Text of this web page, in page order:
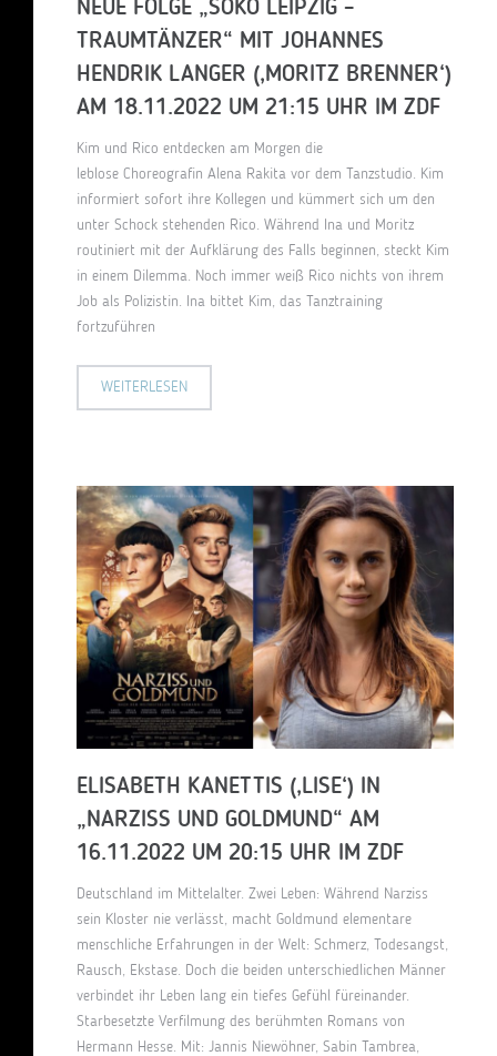
NEUE FOLGE „SOKO LEIPZIG –
TRAUMTÄNZER“ MIT JOHANNES
HENDRIK LANGER (‚MORITZ BRENNER‘)
AM 18.11.2022 UM 21:15 UHR IM ZDF
Kim und Rico entdecken am Morgen die
leblose Choreografin Alena Rakita vor dem Tanzstudio. Kim
informiert sofort ihre Kollegen und kümmert sich um den
unter Schock stehenden Rico. Während Ina und Moritz
routiniert mit der Aufklärung des Falls beginnen, steckt Kim
in einem Dilemma. Noch immer weiß Rico nichts von ihrem
Job als Polizistin. Ina bittet Kim, das Tanztraining
fortzuführen
WEITERLESEN
ELISABETH KANETTIS (‚LISE‘) IN
„NARZISS UND GOLDMUND“ AM
16.11.2022 UM 20:15 UHR IM ZDF
Deutschland im Mittelalter. Zwei Leben: Während Narziss
sein Kloster nie verlässt, macht Goldmund elementare
menschliche Erfahrungen in der Welt: Schmerz, Todesangst,
Rausch, Ekstase. Doch die beiden unterschiedlichen Männer
verbindet ihr Leben lang ein tiefes Gefühl füreinander.
Starbesetzte Verfilmung des berühmten Romans von
Hermann Hesse. Mit: Jannis Niewöhner, Sabin Tambrea,